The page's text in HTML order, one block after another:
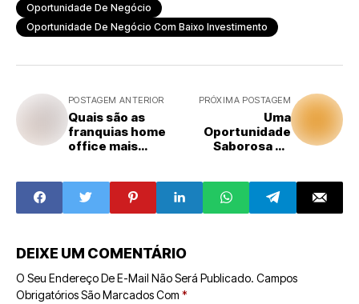
Oportunidade De Negócio
Oportunidade De Negócio Com Baixo Investimento
POSTAGEM ANTERIOR
Quais são as
franquias home
office mais
sua residência?
PRÓXIMA POSTAGEM
Uma
Oportunidade
Saborosa no
DEIXE UM COMENTÁRIO
O Seu Endereço De E-Mail Não Será Publicado. Campos
Obrigatórios São Marcados Com *